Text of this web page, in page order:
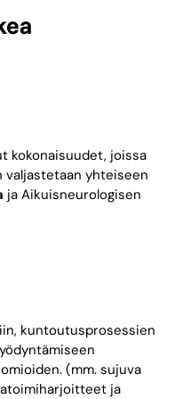
kokonaisuudet, joissa
valjastetaan yhteiseen
ja Aikuisneurologisen
kuntoutusprosessien
(mm. sujuva
ja